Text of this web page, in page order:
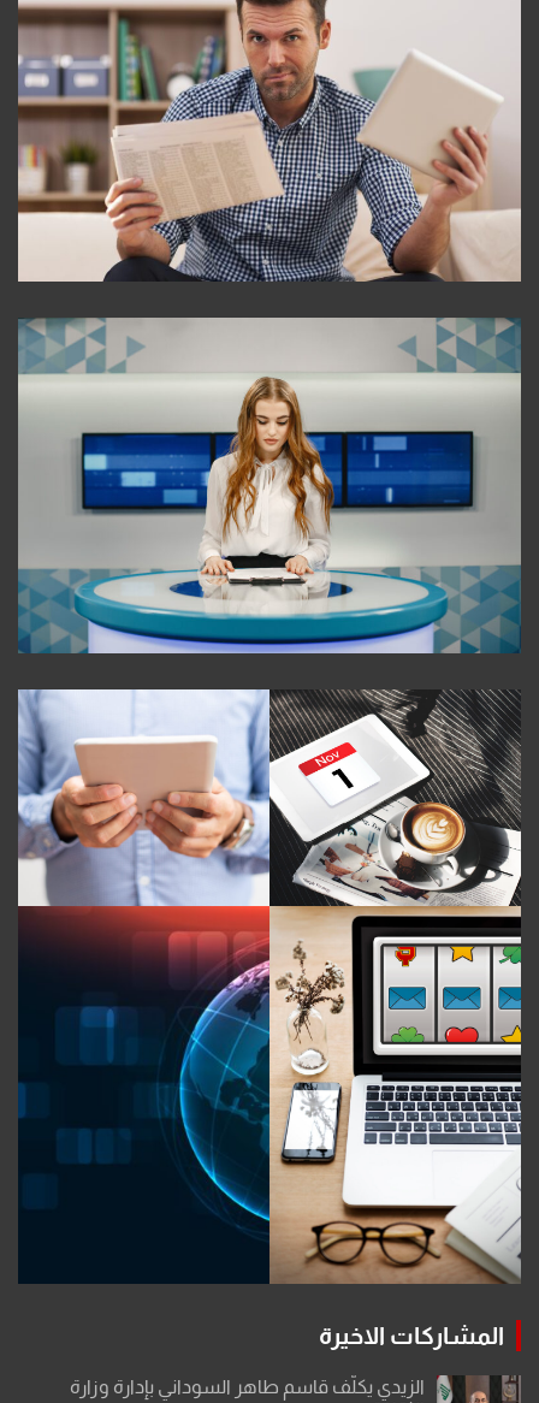
المشاركات الاخيرة
الزيدي يكلّف قاسم طاهر السوداني بإدارة وزارة